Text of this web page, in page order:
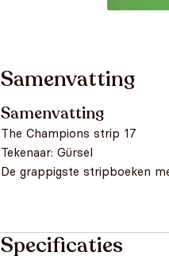
Samenvatting
Samenvatting
The Champions strip 17
Tekenaar: Gürsel
De grappigste stripboeken
Specificaties